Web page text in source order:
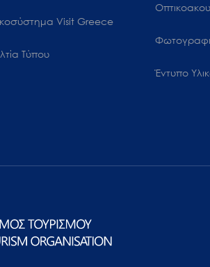
Visit Greece
Τύπου
Έντυπο